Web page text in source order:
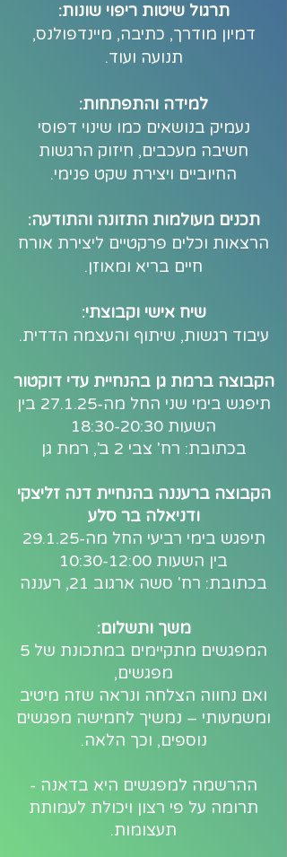
תרגול שיטות ריפוי שונות:
דמיון מודרך, כתיבה, מיינדפולנס,
תנועה ועוד.
למידה והתפתחות:
נעמיק בנושאים כמו שינוי דפוסי
חשיבה מעכבים, חיזוק הרגשות
החיוביים ויצירת שקט פנימי.
תכנים מעולמות התזונה והתודעה:
הרצאות וכלים פרקטיים ליצירת אורח
חיים בריא ומאוזן.
שיח אישי וקבוצתי:
עיבוד רגשות, שיתוף והעצמה הדדית.
הקבוצה ברמת גן בהנחיית עדי דוקטור
תיפגש בימי שני החל מה-27.1.25 בין
השעות 18:30-20:30
בכתובת: רח' צבי 2 ב', רמת גן
הקבוצה ברעננה בהנחיית דנה זליצקי
ודניאלה בר סלע
תיפגש בימי רביעי החל מה-29.1.25
בין השעות 10:30-12:00
בכתובת: רח' סשה ארגוב 21, רעננה
משך ותשלום:
המפגשים מתקיימים במתכונת של 5
מפגשים,
ואם נחווה הצלחה ונראה שזה מיטיב
ומשמעותי – נמשיך לחמישה מפגשים
נוספים, וכך הלאה.
ההרשמה למפגשים היא בדאנה -
תרומה על פי רצון ויכולת לעמותת
תעצומות.